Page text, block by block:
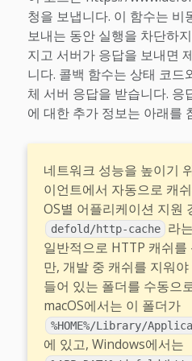
청을 보냅니다. 이 함수는 비
보내는 동안 실행을 차단하
지고 서버가 응답을 보내면
니다. 콜백 함수는 상태 코드
체 서버 응답을 받습니다. 응
에 대한 추가 정보는 아래를
네트워크 성능을 높이기
이언트에서 자동으로 캐
OS별 어플리케이션 지원
defold/http-cache
라
일반적으로 HTTP 캐쉬를
만, 개발 중 캐쉬를 지워
들어 있는 폴더를 수동으
macOS에서는 이 폴더가
%HOME%/Library/
에 있고, Windows에서는